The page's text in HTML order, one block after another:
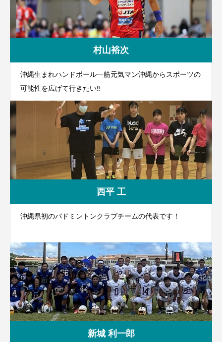
村山裕次
沖縄生まれハンドボール一筋元気マン沖縄からスポーツの
可能性を広げて行きたい‼️
西平 工
沖縄県初のバドミントンクラブチームの代表です！
新城 利一郎